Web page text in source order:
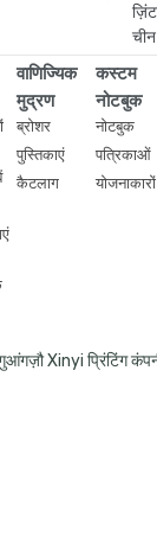
वाणिज्यिक
मुद्रण
ब्रोशर
पुस्तिकाएं
कैटलाग
कस्टम
नोटबुक
नोटबुक
पत्रिकाओं
योजनाकारों
Xinyi प्रिंटिंग कंपनी,